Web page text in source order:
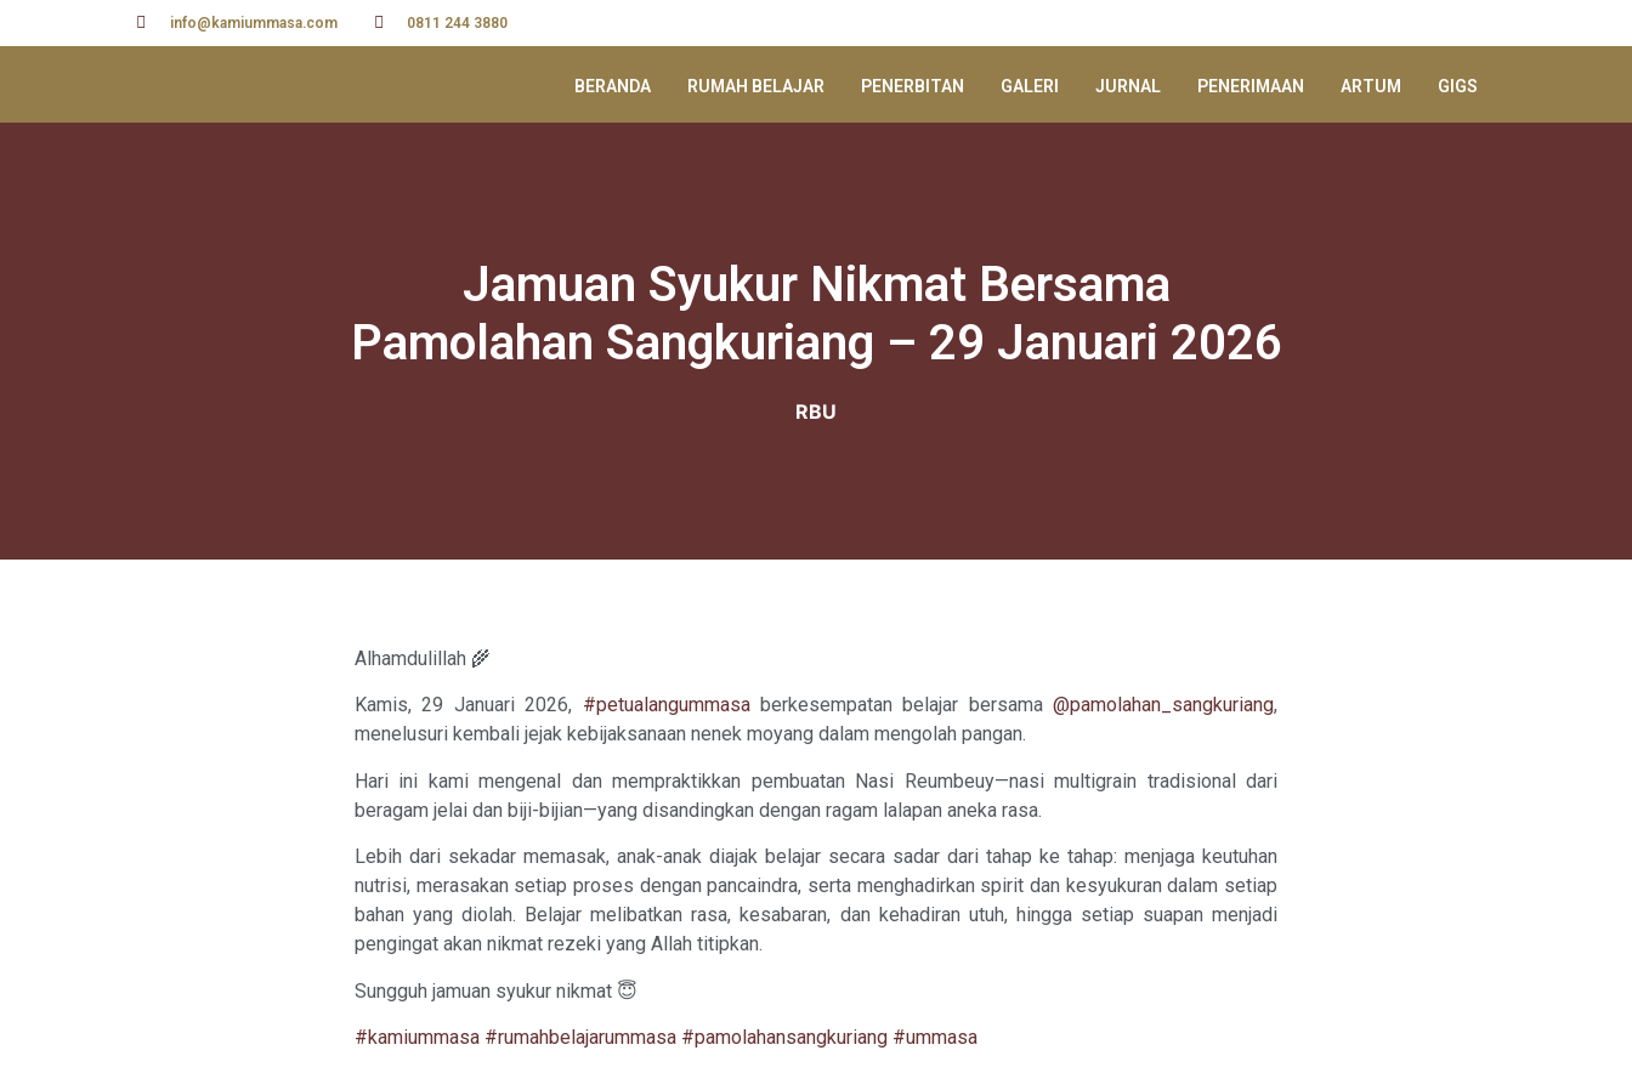
info@kamiummasa.com 0811 244 3880
BERANDA RUMAH BELAJAR PENERBITAN GALERI JURNAL PENERIMAAN ARTUM GIGS
Jamuan Syukur Nikmat Bersama
Pamolahan Sangkuriang – 29 Januari 2026
RBU
Alhamdulillah 🌾
Kamis, 29 Januari 2026, #petualangummasaberkesempatan belajar bersama @pamolahan_sangkuriang,
menelusuri kembali jejak kebijaksanaan nenek moyang dalam mengolah pangan.
Hari ini kami mengenal dan mempraktikkan pembuatan Nasi Reumbeuy—nasi multigrain tradisional dari
beragam jelai dan biji-bijian—yang disandingkan dengan ragam lalapan aneka rasa.
Lebih dari sekadar memasak, anak-anak diajak belajar secara sadar dari tahap ke tahap: menjaga keutuhan
nutrisi, merasakan setiap proses dengan pancaindra, serta menghadirkan spirit dan kesyukuran dalam setiap
bahan yang diolah. Belajar melibatkan rasa, kesabaran, dan kehadiran utuh, hingga setiap suapan menjadi
pengingat akan nikmat rezeki yang Allah titipkan.
Sungguh jamuan syukur nikmat 😇
#kamiummasa #rumahbelajarummasa #pamolahansangkuriang #ummasa